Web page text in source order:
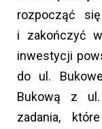
rozpocząć
i zakończyć
inwestycji
do ul.
Bukową z ul.
zadania,